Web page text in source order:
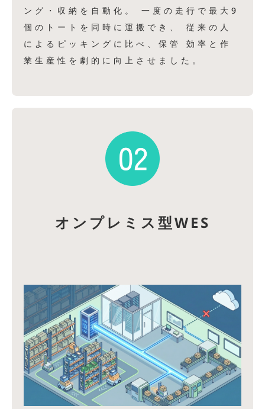
ング・収納を自動化。 一度の走行で最大9
個のトートを同時に運搬でき、 従来の人
によるピッキングに比べ、保管 効率と作
業生産性を劇的に向上させました。
オンプレミス型WES